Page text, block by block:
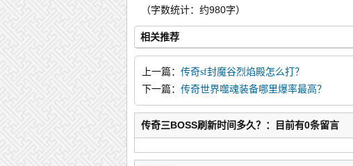
（字数统计：约980字）
相关推荐
上一篇： 传奇sf封魔谷烈焰殿怎么打？
下一篇： 传奇世界噬魂装备哪里爆率最高？
传奇三BOSS刷新时间多久？：目前有0条留言